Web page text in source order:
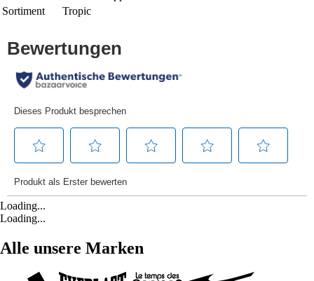
Sortiment
Tropic
Loading...
Loading...
Alle unsere Marken